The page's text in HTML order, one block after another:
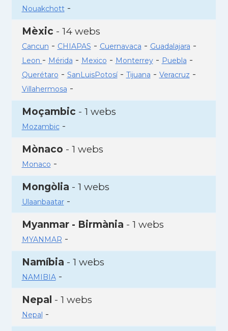
Nouakchott-
Mèxic - 14 webs
Cancun - CHIAPAS - Cuernavaca - Guadalajara -
Leon - Mérida - Mexico - Monterrey- Puebla -
Querétaro - SanLuisPotosí- Tijuana - Veracruz -
Villahermosa -
Moçambic - 1 webs
Mozambic-
Mònaco - 1 webs
Monaco -
Mongòlia - 1 webs
Ulaanbaatar-
Myanmar - Birmània - 1 webs
MYANMAR -
Namíbia - 1 webs
NAMIBIA-
Nepal - 1 webs
Nepal -